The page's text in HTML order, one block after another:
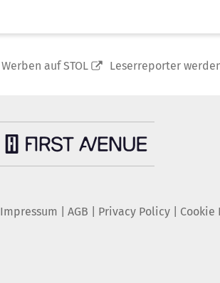
Werben auf STOL Leserreporter
Impressum AGB Privacy Policy| Cookie